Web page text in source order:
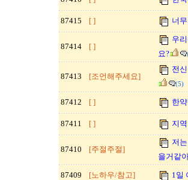
87415 [ ] 너
87414 [ ]
우
요?
87413 [조언해주세요]
전
(5)
87412 [ ] 한
87411 [ ] 지
87410 [주절주절]
저
을거같
87409 [노하우/참고] 1일